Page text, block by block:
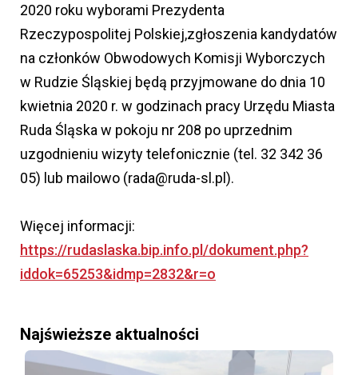
2020 roku wyborami Prezydenta
Rzeczypospolitej Polskiej,zgłoszenia kandydatów
na członków Obwodowych Komisji Wyborczych
w Rudzie Śląskiej będą przyjmowane do dnia 10
kwietnia 2020 r. w godzinach pracy Urzędu Miasta
Ruda Śląska w pokoju nr 208 po uprzednim
uzgodnieniu wizyty telefonicznie (tel. 32 342 36
05) lub mailowo (rada@ruda-sl.pl).
Więcej informacji:
https://rudaslaska.bip.info.pl/dokument.php?
iddok=65253&idmp=2832&r=o
Najświeższe aktualności